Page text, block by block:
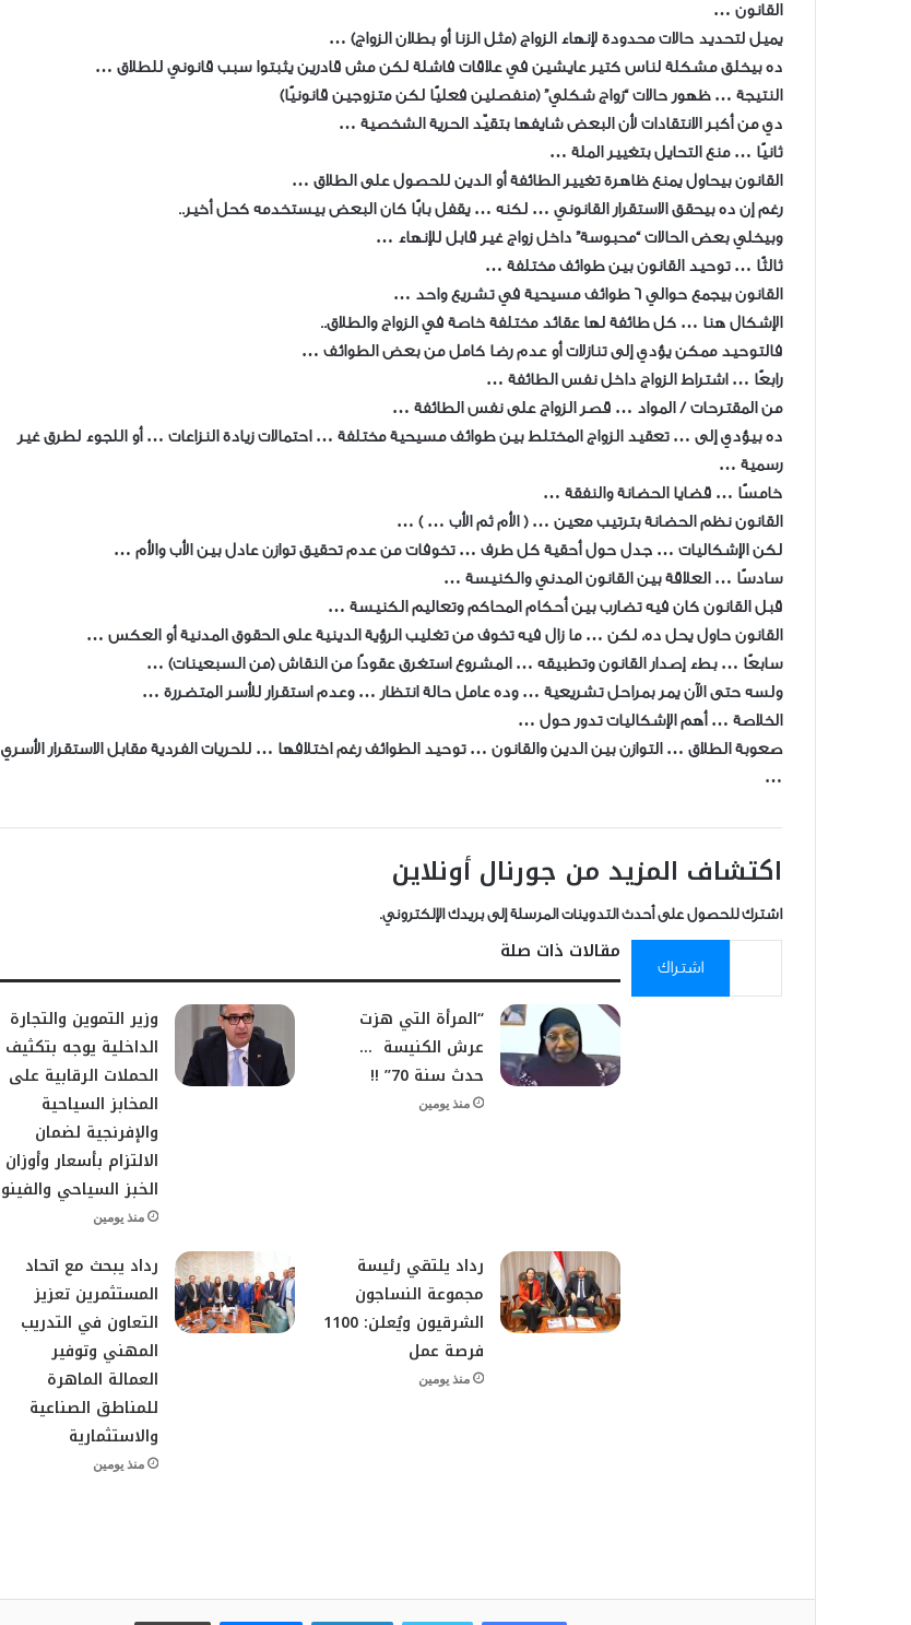
القانون …
يميل لتحديد حالات محدودة لإنهاء الزواج (مثل الزنا أو بطلان الزواج) …
ده بيخلق مشكلة لناس كتير عايشين في علاقات فاشلة لكن مش قادرين يثبتوا سبب قانوني للطلاق …
النتيجة … ظهور حالات “زواج شكلي” (منفصلين فعليًا لكن متزوجين قانونيًا)
دي من أكبر الانتقادات لأن البعض شايفها بتقيّد الحرية الشخصية …
ثانيًا … منع التحايل بتغيير الملة …
القانون بيحاول يمنع ظاهرة تغيير الطائفة أو الدين للحصول على الطلاق …
رغم إن ده بيحقق الاستقرار القانوني … لكنه … يقفل بابًا كان البعض بيستخدمه كحل أخير..
وبيخلي بعض الحالات “محبوسة” داخل زواج غير قابل للإنهاء …
ثالثًا … توحيد القانون بين طوائف مختلفة …
القانون بيجمع حوالي 6 طوائف مسيحية في تشريع واحد …
الإشكال هنا … كل طائفة لها عقائد مختلفة خاصة في الزواج والطلاق..
فالتوحيد ممكن يؤدي إلى تنازلات أو عدم رضا كامل من بعض الطوائف …
رابعًا … اشتراط الزواج داخل نفس الطائفة …
من المقترحات / المواد … قصر الزواج على نفس الطائفة …
ده بيؤدي إلى … تعقيد الزواج المختلط بين طوائف مسيحية مختلفة … احتمالات زيادة النزاعات … أو اللجوء لطرق غير
رسمية …
خامسًا … قضايا الحضانة والنفقة …
القانون نظم الحضانة بترتيب معين … ( الأم ثم الأب … ) …
لكن الإشكاليات … جدل حول أحقية كل طرف … تخوفات من عدم تحقيق توازن عادل بين الأب والأم …
سادسًا … العلاقة بين القانون المدني والكنيسة …
قبل القانون كان فيه تضارب بين أحكام المحاكم وتعاليم الكنيسة …
القانون حاول يحل ده، لكن … ما زال فيه تخوف من تغليب الرؤية الدينية على الحقوق المدنية أو العكس …
سابعًا … بطء إصدار القانون وتطبيقه … المشروع استغرق عقودًا من النقاش (من السبعينات) …
ولسه حتى الآن يمر بمراحل تشريعية … وده عامل حالة انتظار … وعدم استقرار للأسر المتضررة …
الخلاصة … أهم الإشكاليات تدور حول …
صعوبة الطلاق … التوازن بين الدين والقانون … توحيد الطوائف رغم اختلافها … للحريات الفردية مقابل الاستقرار الأسري
…
اكتشاف المزيد من جورنال أونلاين
اشترك للحصول على أحدث التدوينات المرسلة إلى بريدك الإلكتروني.
كتابة بريدك الإلكتروني...
اشتراك
مقالات ذات صلة
“المرأة التي هزت
عرش الكنيسة …
حدث سنة 70” !!
منذ يومين
وزير التموين والتجارة
الداخلية يوجه بتكثيف
الحملات الرقابية على
المخابز السياحية
والإفرنجية لضمان
الالتزام بأسعار وأوزان
الخبز السياحي والفينو
منذ يومين
رداد يلتقي رئيسة
مجموعة النساجون
الشرقيون ويُعلن: 1100
فرصة عمل
منذ يومين
رداد يبحث مع اتحاد
المستثمرين تعزيز
التعاون في التدريب
المهني وتوفير
العمالة الماهرة
للمناطق الصناعية
والاستثمارية
منذ يومين